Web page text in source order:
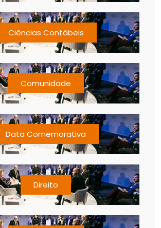
Ciências Contábeis
Comunidade
Data Comemorativa
Direito